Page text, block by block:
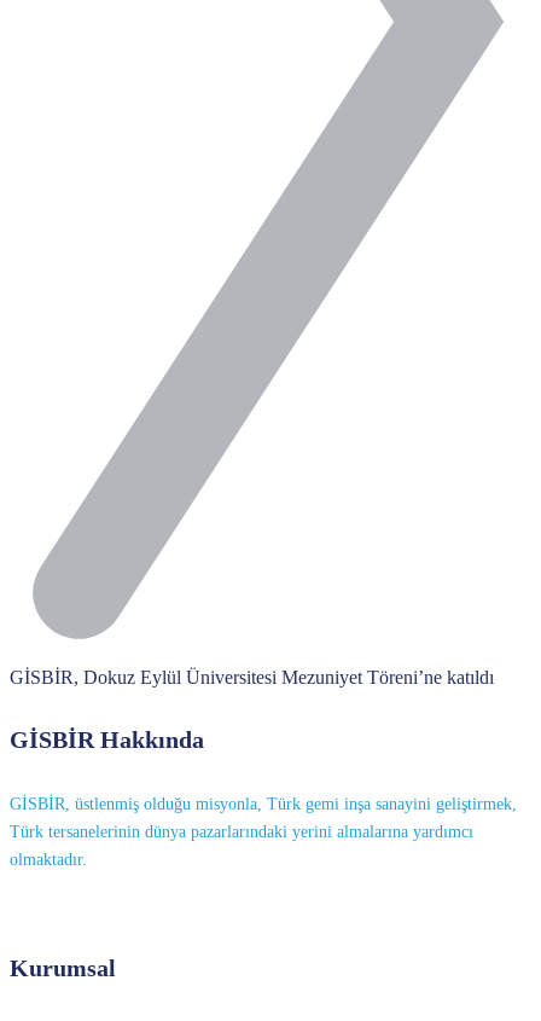
GİSBİR, Dokuz Eylül Üniversitesi Mezuniyet Töreni’ne katıldı
GİSBİR Hakkında
GİSBİR, üstlenmiş olduğu misyonla, Türk gemi inşa sanayini geliştirmek,
Türk tersanelerinin dünya pazarlarındaki yerini almalarına yardımcı
olmaktadır.
Kurumsal